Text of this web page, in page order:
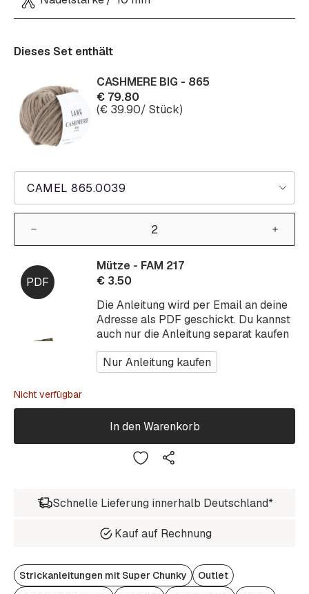
Dieses Set enthält
CAMEL 865.0039
CASHMERE BIG - 865
€ 79.80
(€ 39.90/ Stück)
Die Anleitung wird per Email an deine
Adresse als PDF geschickt. Du kannst
auch nur die Anleitung separat kaufen
Nur Anleitung kaufen
Mütze - FAM 217
€ 3.50
Nicht verfügbar
In den Warenkorb
Schnelle Lieferung innerhalb Deutschland*
Kauf auf Rechnung
Strickanleitungen mit Super Chunky
Outlet